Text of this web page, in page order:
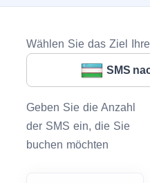
Wählen Sie das Ziel
SMS
Geben Sie die Anzahl
der SMS ein, die Sie
buchen möchten